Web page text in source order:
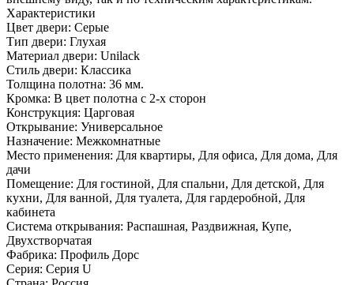
Характеристики
Цвет двери: Серые
Тип двери: Глухая
Материал двери: Unilack
Стиль двери: Классика
Толщина полотна: 36 мм.
Кромка: В цвет полотна с 2-х сторон
Конструкция: Царговая
Открывание: Универсальное
Назначение: Межкомнатные
Место применения: Для квартиры, Для офиса, Для дома, Для
дачи
Помещение: Для гостиной, Для спальни, Для детской, Для
кухни, Для ванной, Для туалета, Для гардеробной, Для
кабинета
Система открывания: Распашная, Раздвижная, Купе,
Двухстворчатая
Фабрика: Профиль Дорс
Серия: Серия U